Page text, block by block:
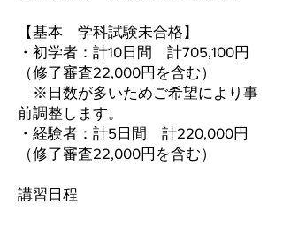
【基本 学科試験未合格】
・初学者：計10日間 計705,100円
（修了審査22,000円を含む）
※日数が多いためご希望により事
前調整します。
・経験者：計5日間 計220,000円
（修了審査22,000円を含む）
​講習日程